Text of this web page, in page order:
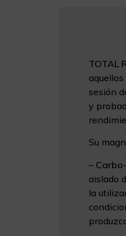
TOTAL
sesión
y
Su
–
aislado
la